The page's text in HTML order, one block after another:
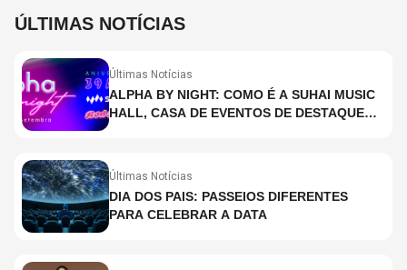
ÚLTIMAS NOTÍCIAS
Últimas Notícias
ALPHA BY NIGHT: COMO É A SUHAI MUSIC
HALL, CASA DE EVENTOS DE DESTAQUE
Últimas Notícias
DIA DOS PAIS: PASSEIOS DIFERENTES
PARA CELEBRAR A DATA